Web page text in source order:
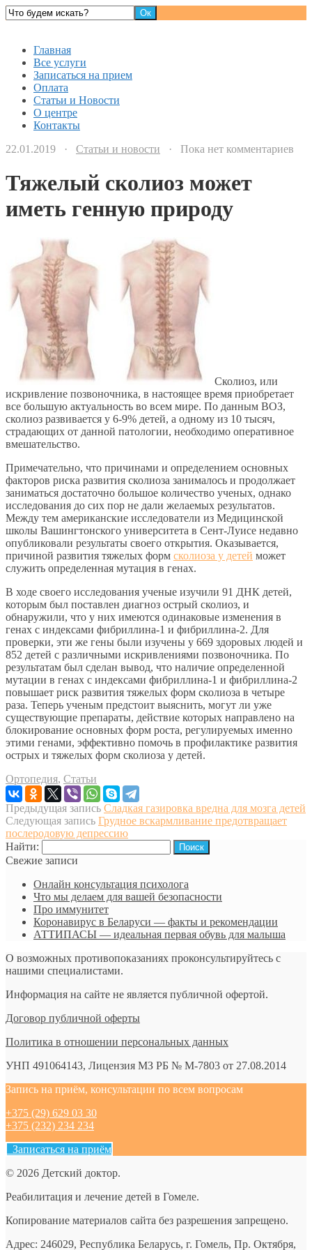
Главная
Все услуги
Записаться на прием
Оплата
Статьи и Новости
О центре
Контакты
22.01.2019 · Статьи и новости · Пока нет комментариев
Тяжелый сколиоз может
иметь генную природу
Сколиоз, или
искривление позвоночника, в настоящее время приобретает
все большую актуальность во всем мире. По данным ВОЗ,
сколиоз развивается у 6-9% детей, а одному из 10 тысяч,
страдающих от данной патологии, необходимо оперативное
вмешательство.
Примечательно, что причинами и определением основных
факторов риска развития сколиоза занималось и продолжает
заниматься достаточно большое количество ученых, однако
исследования до сих пор не дали желаемых результатов.
Между тем американские исследователи из Медицинской
школы Вашингтонского университета в Сент-Луисе недавно
опубликовали результаты своего открытия. Оказывается,
причиной развития тяжелых форм сколиоза у детей может
служить определенная мутация в генах.
В ходе своего исследования ученые изучили 91 ДНК детей,
которым был поставлен диагноз острый сколиоз, и
обнаружили, что у них имеются одинаковые изменения в
генах с индексами фибриллина-1 и фибриллина-2. Для
проверки, эти же гены были изучены у 669 здоровых людей и
852 детей с различными искривлениями позвоночника. По
результатам был сделан вывод, что наличие определенной
мутации в генах с индексами фибриллина-1 и фибриллина-2
повышает риск развития тяжелых форм сколиоза в четыре
раза. Теперь ученым предстоит выяснить, могут ли уже
существующие препараты, действие которых направлено на
блокирование основных форм роста, регулируемых именно
этими генами, эффективно помочь в профилактике развития
острых и тяжелых форм сколиоза у детей.
Ортопедия, Статьи
Предыдущая запись Сладкая газировка вредна для мозга детей
Следующая запись Грудное вскармливание предотвращает
послеродовую депрессию
Найти:
Свежие записи
Онлайн консультация психолога
Что мы делаем для вашей безопасности
Про иммунитет
Коронавирус в Беларуси — факты и рекомендации
АТТИПАСЫ — идеальная первая обувь для малыша
О возможных противопоказаниях проконсультируйтесь с
нашими специалистами.
Информация на сайте не является публичной офертой.
Договор публичной оферты
Политика в отношении персональных данных
УНП 491064143, Лицензия МЗ РБ № М-7803 от 27.08.2014
Запись на приём, консультации по всем вопросам
+375 (29) 629 03 30
+375 (232) 234 234
Записаться на приём
© 2026 Детский доктор.
Реабилитация и лечение детей в Гомеле.
Копирование материалов сайта без разрешения запрещено.
Адрес: 246029, Республика Беларусь, г. Гомель, Пр. Октября,